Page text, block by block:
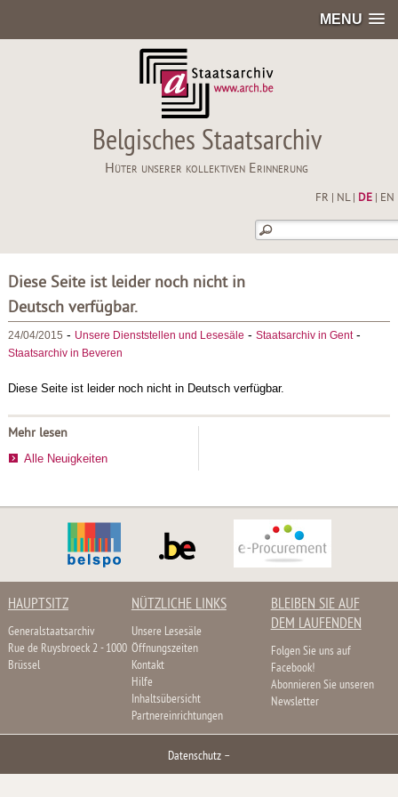
MENU
Belgisches Staatsarchiv
Hüter unserer kollektiven Erinnerung
FR NL| DE| EN
Diese Seite ist leider noch nicht in
Deutsch verfügbar.
24/04/2015 - Unsere Dienststellen und Lesesäle - Staatsarchiv in Gent-
Staatsarchiv in Beveren
Diese Seite ist leider noch nicht in Deutsch verfügbar.
Mehr lesen
Alle Neuigkeiten
HAUPTSITZ
Generalstaatsarchiv
Rue de Ruysbroeck 2 - 1000
Brüssel
NÜTZLICHE LINKS
Unsere Lesesäle
Öffnungszeiten
Kontakt
Hilfe
Inhaltsübersicht
Partnereinrichtungen
BLEIBEN SIE AUF
DEM LAUFENDEN
Folgen Sie uns auf
Facebook!
Abonnieren Sie unseren
Newsletter
Datenschutz –